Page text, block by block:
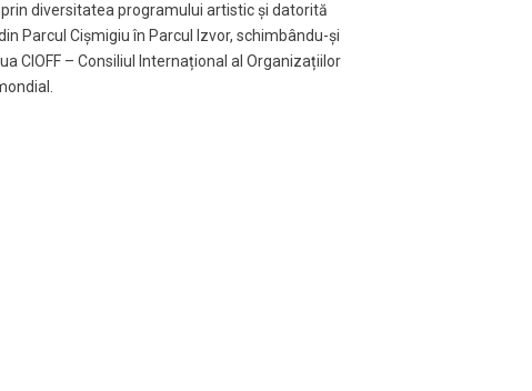
diversitatea programului artistic și datorită
Parcul Cișmigiu în Parcul Izvor, schimbându-și
CIOFF – Consiliul Internațional al Organizațiilor